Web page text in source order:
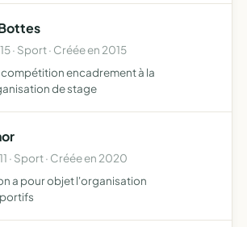
· Sport · Créée en 2015
encadrement à la
de stage
· Sport · Créée en 2020
a pour objet l'organisation